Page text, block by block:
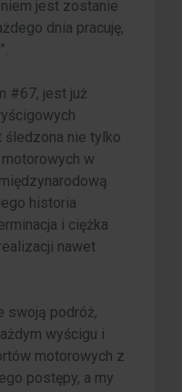
jest zostanie
dnia pracuję,
#67, jest już
śledzona nie tylko
w
historia
i ciężka
nawet
swoją podróż,
wyścigu i
motorowych z
postępy, a my